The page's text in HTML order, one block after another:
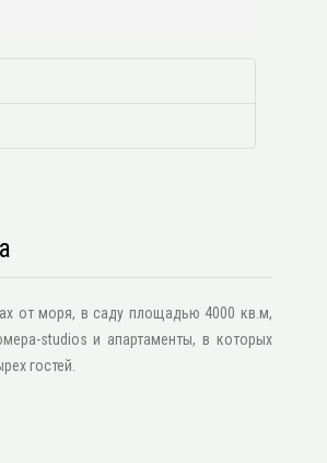
от моря, в саду площадью 4000 кв.м,
studios и апартаменты, в которых
гостей.